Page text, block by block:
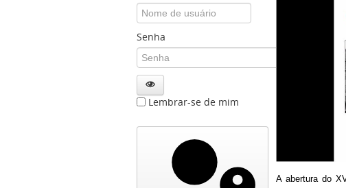
Senha
Lembrar-se de mim
A abertura do